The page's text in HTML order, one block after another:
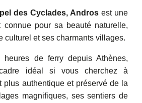
des Cyclades, Andros est une
pour sa beauté naturelle,
culturel et ses charmants villages.
heures de ferry depuis Athènes,
idéal si vous cherchez à
plus authentique et préservé de la
magnifiques, ses sentiers de